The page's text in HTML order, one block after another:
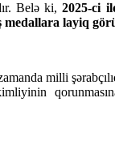
Belə ki,2025-ci
medallara layiq
milli